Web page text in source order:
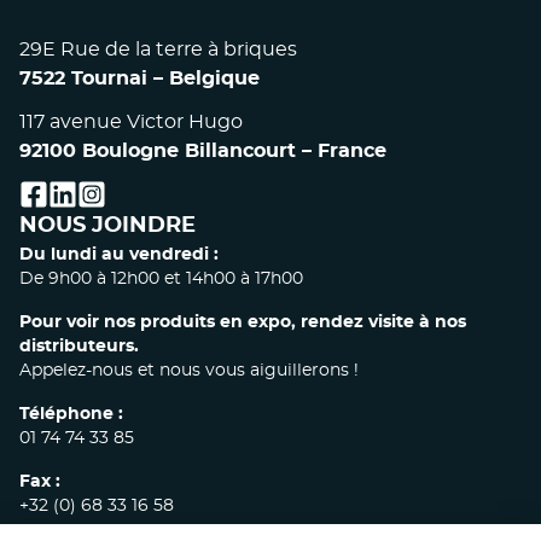
29E Rue de la terre à briques
7522 Tournai – Belgique
117 avenue Victor Hugo
92100 Boulogne Billancourt – France
facebook
linkedin
instagram
NOUS JOINDRE
Du lundi au vendredi :
De 9h00 à 12h00 et 14h00 à 17h00
Pour voir nos produits en expo, rendez visite à nos
distributeurs.
Appelez-nous et nous vous aiguillerons !
Téléphone :
01 74 74 33 85
Fax :
+32 (0) 68 33 16 58